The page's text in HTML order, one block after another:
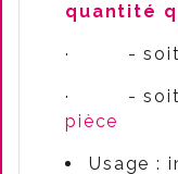
quantité
· -
· -
pièce
Usage :